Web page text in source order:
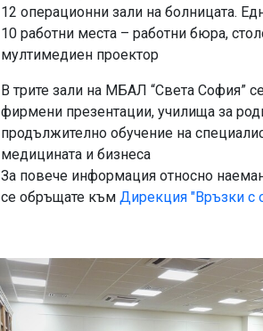
12 операционни зали на болницата.
10 работни места – работни бюра,
мултимедиен проектор
В трите зали на МБАЛ “Света София”
фирмени презентации, училища за
продължително обучение на
медицината и бизнеса
За повече информация относно
се обръщате към Дирекция "Връзки с